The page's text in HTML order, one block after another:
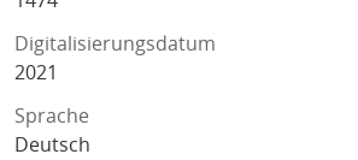
Digitalisierungsdatum
2021
Sprache
Deutsch